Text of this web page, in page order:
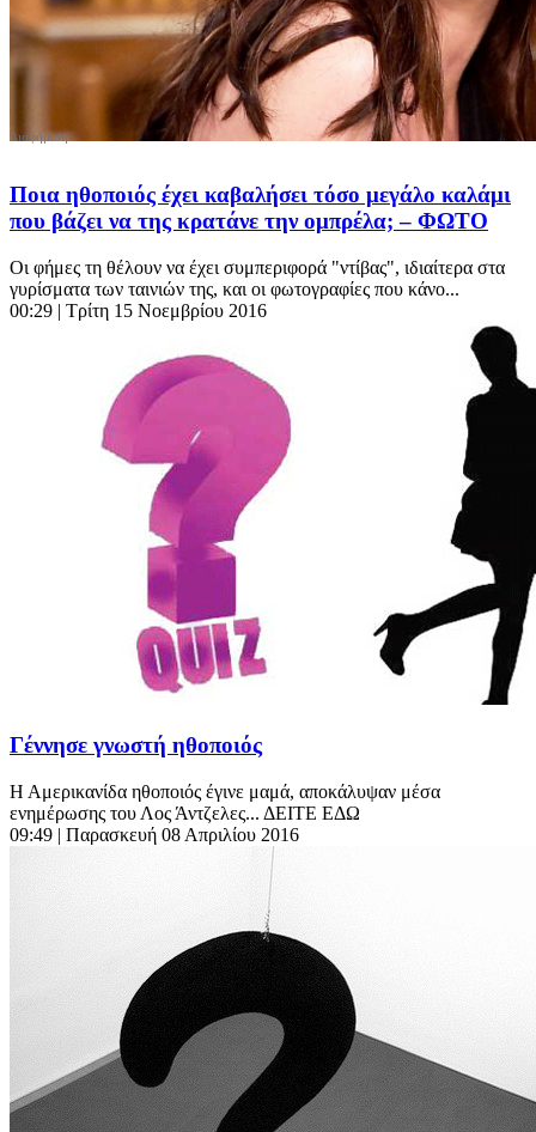
Ποια ηθοποιός έχει καβαλήσει τόσο μεγάλο καλάμι
που βάζει να της κρατάνε την ομπρέλα; – ΦΩΤΟ
Οι φήμες τη θέλουν να έχει συμπεριφορά "ντίβας", ιδιαίτερα στα
γυρίσματα των ταινιών της, και οι φωτογραφίες που κάνο...
00:29 | Τρίτη 15 Νοεμβρίου 2016
Γέννησε γνωστή ηθοποιός
Η Αμερικανίδα ηθοποιός έγινε μαμά, αποκάλυψαν μέσα
ενημέρωσης του Λος Άντζελες... ΔΕΙΤΕ ΕΔΩ
09:49 | Παρασκευή 08 Απριλίου 2016